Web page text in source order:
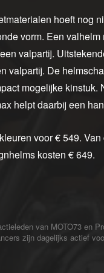
hoeft nog
vorm. Een
valpartij.
valpartij. De
mogelijke
helpt daarbij een
voor € 549.
kosten € 649.
van MOTO73 en
zijn dagelijks actief